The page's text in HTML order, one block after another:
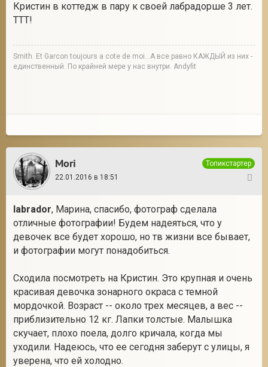
Кристин в коттедж в пару к своей лабрадорше 3 лет.
ТТТ!
Smith. Et Garcon toujours a cote de moi...А все равно КАЖДЫЙ из них -
единственный. По крайней мере у нас внутри. Andyfit
Mori
Топикстартер
22.01.2016 в 18:51
labrador, Марина, спасибо, фотограф сделала
отличные фотографии! Будем надеяться, что у
девочек все будет хорошо, но тв жизни все бывает,
и фотографии могут понадобиться.
Сходила посмотреть на Кристин. Это крупная и очень
красивая девочка зонарного окраса с темной
мордочкой. Возраст -- около трех месяцев, а вес --
приблизительно 12 кг. Лапки толстые. Малышка
скучает, плохо поела, долго кричала, когда мы
уходили. Надеюсь, что ее сегодня заберут с улицы, я
уверена, что ей холодно.